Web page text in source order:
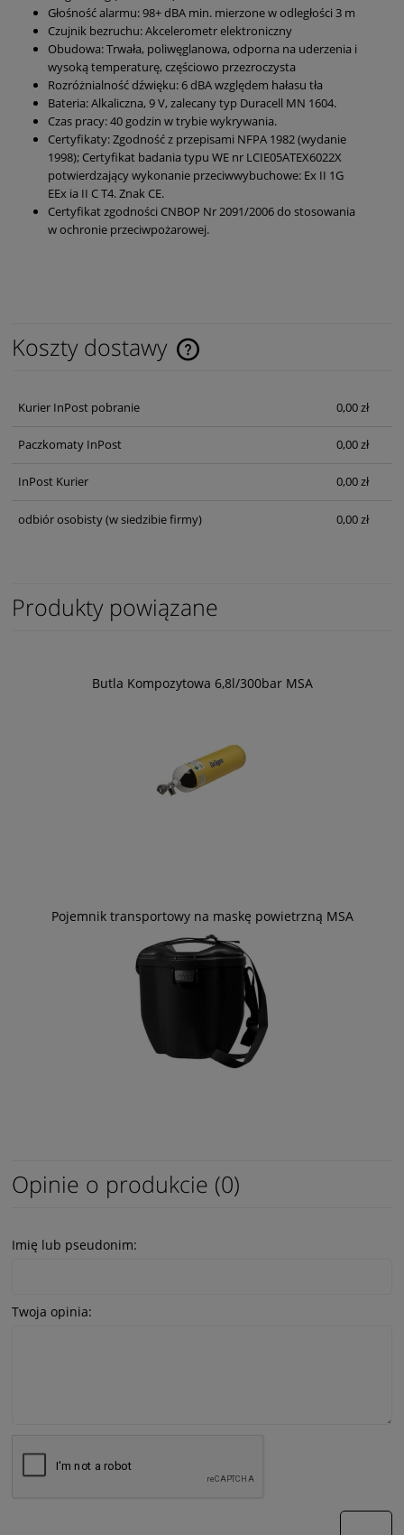
Głośność alarmu: 98+ dBA min. mierzone w odległości 3 m
Czujnik bezruchu: Akcelerometr elektroniczny
Obudowa: Trwała, poliwęglanowa, odporna na uderzenia i
wysoką temperaturę, częściowo przezroczysta
Rozróżnialność dźwięku: 6 dBA względem hałasu tła
Bateria: Alkaliczna, 9 V, zalecany typ Duracell MN 1604.
Czas pracy: 40 godzin w trybie wykrywania.
Certyfikaty: Zgodność z przepisami NFPA 1982 (wydanie
1998); Certyfikat badania typu WE nr LCIE05ATEX6022X
potwierdzający wykonanie przeciwwybuchowe: Ex II 1G
EEx ia II C T4. Znak CE.
Certyfikat zgodności CNBOP Nr 2091/2006 do stosowania
w ochronie przeciwpożarowej.
Koszty dostawy
Cena nie zawiera ewentualnych kosztów płatności
Kurier InPost pobranie 0,00 zł
Paczkomaty InPost 0,00 zł
InPost Kurier 0,00 zł
odbiór osobisty(w siedzibie firmy) 0,00 zł
Produkty powiązane
Butla Kompozytowa 6,8l/300bar MSA
Pojemnik transportowy na maskę powietrzną MSA
Opinie o produkcie (0)
Imię lub pseudonim:
Twoja opinia: